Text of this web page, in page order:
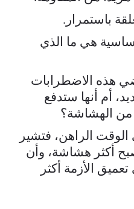
باستمرار.
هي ما الذي
هذه الاضطرابات
أم أنها ستدفع
من الهشاشة؟
الوقت الراهن، فتشير
أكثر هشاشة، وأن
الأزمة أكثر